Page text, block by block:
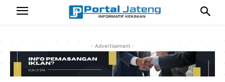
- Advertisement -